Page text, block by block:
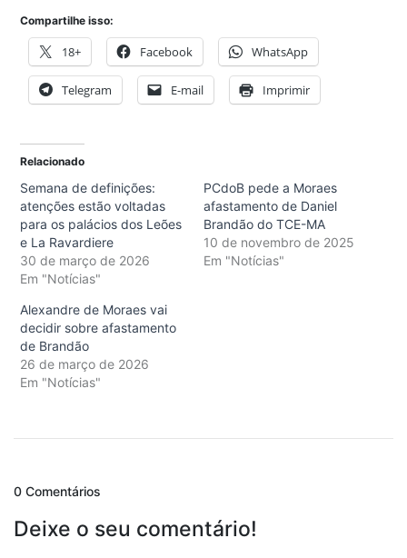
Compartilhe isso:
18+ Facebook WhatsApp
Telegram E-mail Imprimir
Relacionado
Semana de definições:
atenções estão voltadas
para os palácios dos Leões
e La Ravardiere
30 de março de 2026
Em "Notícias"
PCdoB pede a Moraes
afastamento de Daniel
Brandão do TCE-MA
10 de novembro de 2025
Em "Notícias"
Alexandre de Moraes vai
decidir sobre afastamento
de Brandão
26 de março de 2026
Em "Notícias"
0 Comentários
Deixe o seu comentário!